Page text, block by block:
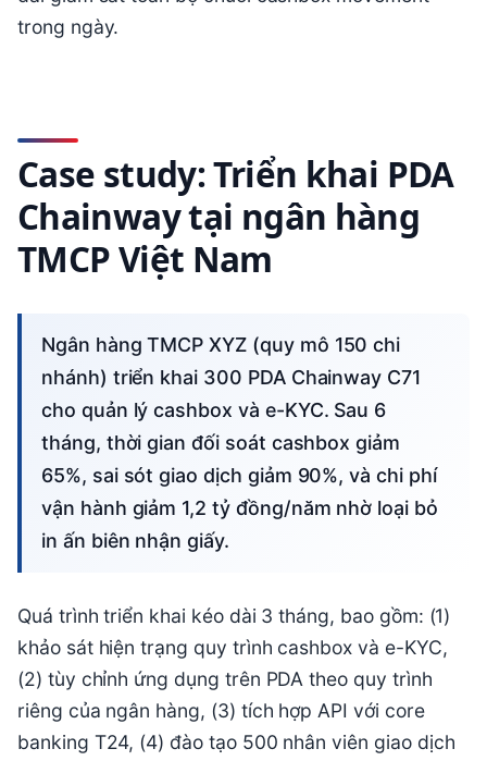
trong ngày.
Case study: Triển khai PDA
Chainway tại ngân hàng
TMCP Việt Nam
Ngân hàng TMCP XYZ (quy mô 150 chi
nhánh) triển khai 300 PDA Chainway C71
cho quản lý cashbox và e-KYC. Sau 6
tháng, thời gian đối soát cashbox giảm
65%, sai sót giao dịch giảm 90%, và chi phí
vận hành giảm 1,2 tỷ đồng/năm nhờ loại bỏ
in ấn biên nhận giấy.
Quá trình triển khai kéo dài 3 tháng, bao gồm: (1)
khảo sát hiện trạng quy trình cashbox và e-KYC,
(2) tùy chỉnh ứng dụng trên PDA theo quy trình
riêng của ngân hàng, (3) tích hợp API với core
banking T24, (4) đào tạo 500 nhân viên giao dịch